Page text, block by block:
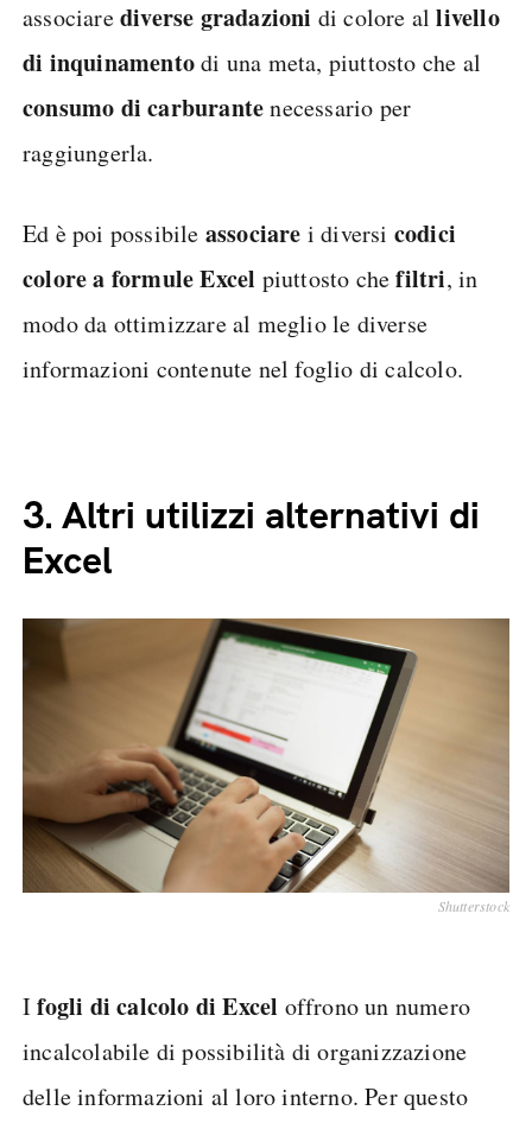
associarediverse gradazioni di colore allivello
di inquinamentodi una meta, piuttosto che al
consumo di carburantenecessario per
raggiungerla.
Ed è poi possibile associare i diversi codici
colorea formule Excel piuttosto chefiltri, in
modo da ottimizzare al meglio le diverse
informazioni contenute nel foglio di calcolo.
3. Altri utilizzi alternativi di
Excel
Shutterstock
Ifogli di calcolo di Excel offrono un numero
incalcolabile di possibilità di organizzazione
delle informazioni al loro interno. Per questo